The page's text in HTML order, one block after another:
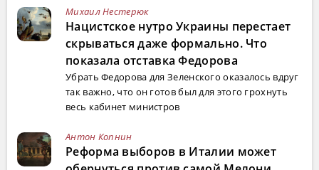
Михаил Нестерюк
Нацистское нутро Украины перестает
скрываться даже формально. Что
показала отставка Федорова
Убрать Федорова для Зеленского оказалось вдруг
так важно, что он готов был для этого грохнуть
весь кабинет министров
Антон Копнин
Реформа выборов в Италии может